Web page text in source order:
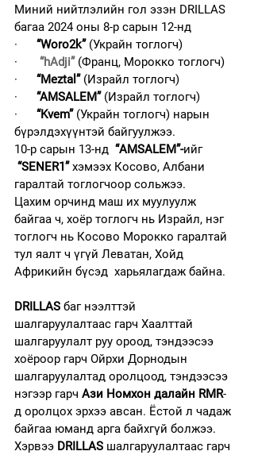
Миний нийтлэлийн гол эзэн DRILLAS
багаа 2024 оны 8-р сарын 12-нд
· “Woro2k” (Украйн тоглогч)
·
“hAdji” (Франц, Морокко тоглогч)
· “Meztal” (Израйл тоглогч)
· “AMSALEM” (Израйл тоглогч)
· “Kvem” (Украйн тоглогч) нарын
бүрэлдэхүүнтэй байгуулжээ.
10-р сарын 13-нд “AMSALEM”-ийг
“SENER1” хэмээх Косово, Албани
гаралтай тоглогчоор сольжээ.
Цахим орчинд маш их муулуулж
байгаа ч, хоёр тоглогч нь Израйл, нэг
тоглогч нь Косово Морокко гаралтай
тул яалт ч үгүй Леватан, Хойд
Африкийн бүсэд  харьялагдаж байна.
DRILLAS баг нээлттэй
шалгаруулалтаас гарч Хаалттай
шалгаруулалт руу ороод, тэндээсээ
хоёроор гарч Ойрхи Дорнодын
шалгаруулалтад оролцоод, тэндээсээ
нэгээр гарч Ази Номхон далайн RMR-
д оролцох эрхээ авсан. Ёстой л чадаж
байгаа юманд арга байхгүй болжээ.
Хэрвээ DRILLAS шалгаруулалтаас гарч